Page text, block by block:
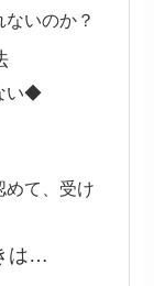
いのか？
い◆
めて、受け
は…